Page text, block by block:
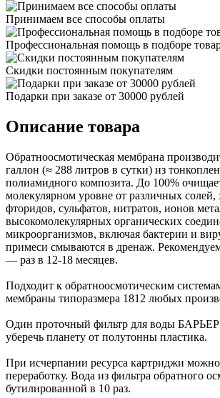
Принимаем все способы оплаты
Профессиональная помощь в подборе
Скидки постоянным покупателям
Подарки при заказе от 30000 рублей
Описание товара
Обратноосмотическая мембрана
галлон (≈ 288 литров в сутки) из
полиамидного композита. До 100%
молекулярном уровне от различных солей,
фторидов, сульфатов, нитратов, ионов
высокомолекулярных органических
микроорганизмов, включая бактерии и
примеси смываются в дренаж.
— раз в 12-18 месяцев.
Подходит к обратноосмотическим
мембраны типоразмера 1812 любых
Один проточный фильтр для воды БАРЬЕР
уберечь планету от полутонны пластика.
При исчерпании ресурса картриджи можно
переработку. Вода из фильтра обратного
бутилированной в 10 раз.